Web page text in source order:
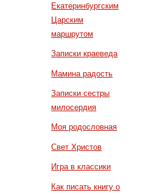
Екатеринбургским
Царским
маршрутом
Записки краеведа
Мамина радость
Записки сестры
милосердия
Моя родословная
Свет Христов
Игра в классики
Как писать книгу о